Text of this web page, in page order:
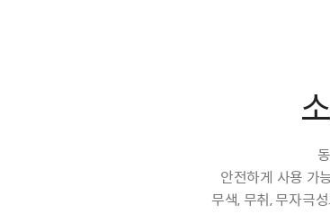
안전하게 사용 가
무색, 무취, 무자극